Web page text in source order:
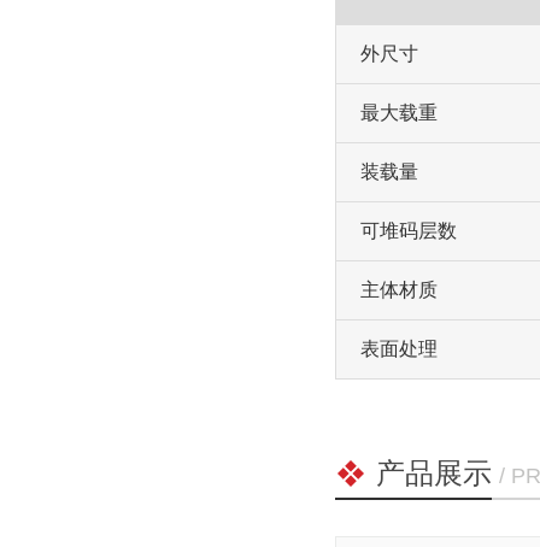
外尺寸
最大载重
装载量
可堆码层数
主体材质
表面处理
产品展示 /